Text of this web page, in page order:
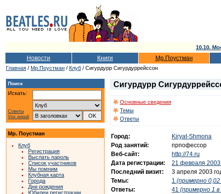
10.10.
Новости Книги Мр.Поустман
Главная / Мр.Поустман / Клуб / Сигурдурр Сигурдуррейссон
Поиск
Искать:
Советы
Vox populi
Мр. Поустман
Клуб
Регистрация
Выслать пароль
Список участников
Мы помним
Клубная карта
Города
Дни рождения
Юбилеи регистрации
Сигурдурр
Основные сведения
Темы
Ответы
Город:
Kiryat-Shmona
Род занятий:
прпофессор
Веб-сайт:
http://74.ru
Дата регистрации:
21 февраля 2003
Последний визит:
3 апреля 2003
Темы:
1 (примерно 0,02
Ответы:
41 (примерно 1 в